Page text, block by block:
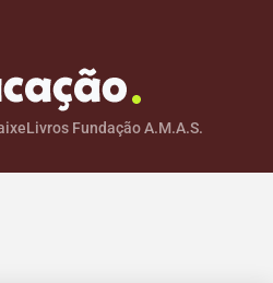
Fundação A.M.A.S.